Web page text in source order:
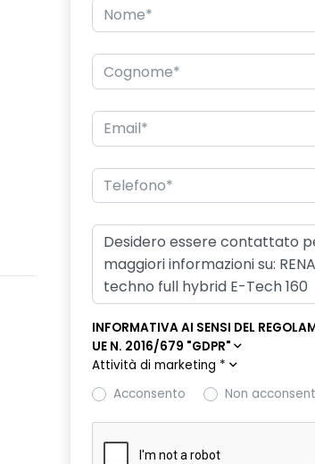
INFORMATIVA AI SENSI DEL
UE N. 2016/679 "GDPR"
Attività di marketing *
Acconsento
Non